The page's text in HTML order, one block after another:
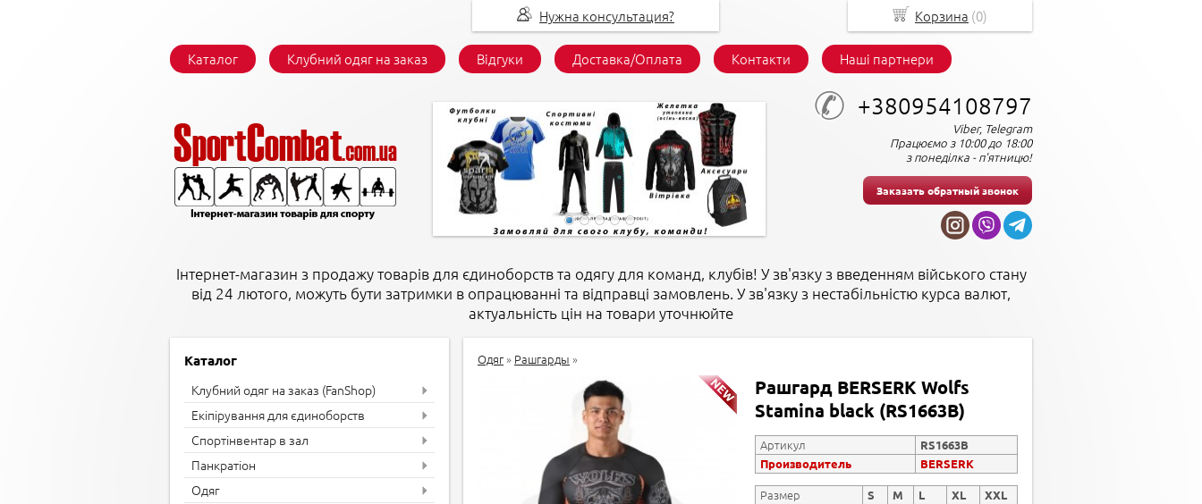
Каталог Клубний одяг на заказ Відгуки Доставка/Оплата Контакти Наші партнери
+380954108797
Viber, Telegram
Працюємо з 10:00 до 18:00
з понеділка - п'ятницю!
Заказать обратный звонок
Інтернет-магазин з продажу товарів для єдиноборств та одягу для команд, клубів! У зв'язку з введенням війського стану
від 24 лютого, можуть бути затримки в опрацюванні та відправці замовлень. У зв'язку з нестабільністю курса валют,
актуальність цін на товари уточнюйте
Каталог
Клубний одяг на заказ (FanShop)
Екіпірування для єдиноборств
Спортінвентар в зал
Панкратіон
Одяг
Одяг» Рашгарды »
Рашгард BERSERK Wolfs
Stamina black (RS1663B)
Артикул
RS1663B
Производитель
BERSERK
Размер S M L XL XXL
Нужна консультация? Корзина (0)